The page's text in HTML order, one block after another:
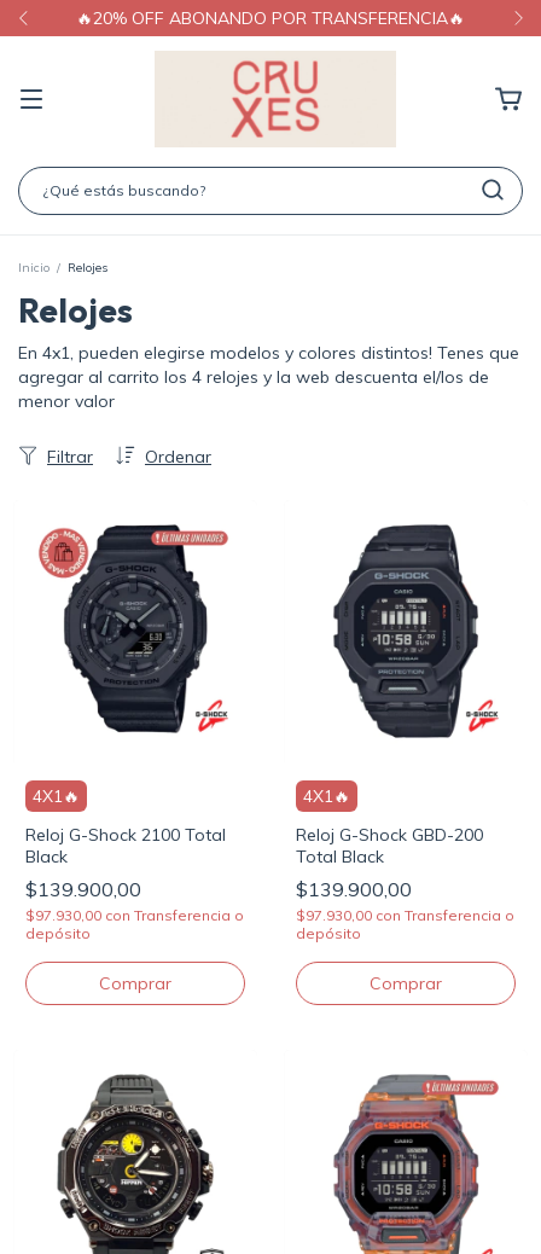
🔥20% OFF ABONANDO POR TRANSFERENCIA🔥
Inicio / Relojes
Relojes
En 4x1, pueden elegirse modelos y colores distintos! Tenes que
agregar al carrito los 4 relojes y la web descuenta el/los de
menor valor
Ordenar
Filtrar
4X1🔥
Reloj G-Shock 2100 Total
Black
$139.900,00
$97.930,00 con Transferencia o
depósito
4X1🔥
Reloj G-Shock GBD-200
Total Black
$139.900,00
$97.930,00 con Transferencia o
depósito